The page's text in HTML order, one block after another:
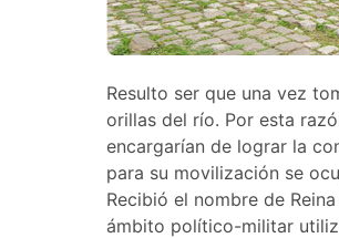
Resulto ser que una vez
orillas del río. Por esta
encargarían de lograr la
para su movilización se
Recibió el nombre de
ámbito político-militar